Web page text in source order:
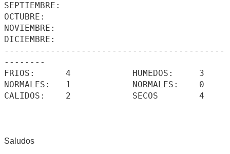
SEPTIEMBRE:
OCTUBRE:
NOVIEMBRE:
DICIEMBRE:
-------------------------------------------
--------
FRIOS: 4 HUMEDOS: 3
NORMALES: 1 NORMALES: 0
CALIDOS: 2 SECOS 4
Saludos